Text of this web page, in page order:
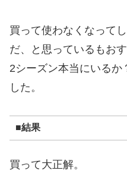
買って使わなくなって
だ、と思っているもお
2シーズン本当にいるか
した。
■結果
買って大正解。